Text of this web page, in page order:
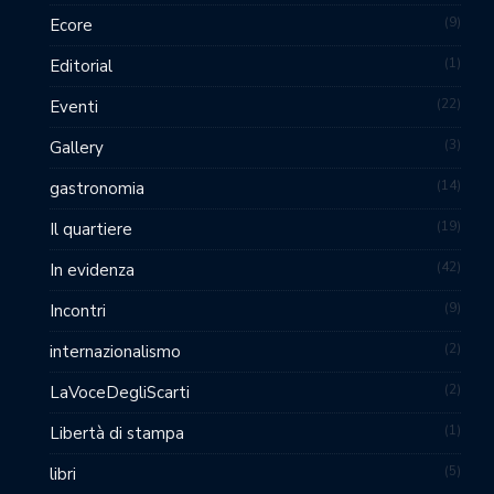
Ecore 9
Editorial 1
Eventi 22
Gallery 3
gastronomia 14
Il quartiere 19
In evidenza 42
Incontri 9
internazionalismo 2
LaVoceDegliScarti 2
Libertà di stampa 1
libri 5